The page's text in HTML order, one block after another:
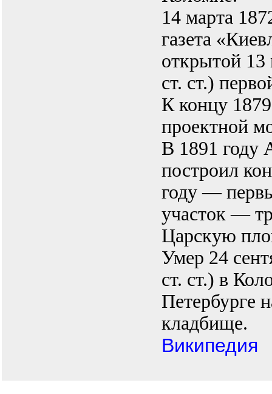
14 марта
газета
открытой 13
ст. ст.)
К концу
проектной
В 1891 году
построил
году —
участок —
Царскую
Умер 24
ст. ст.) в
Петербурге
кладбище.
Википедия